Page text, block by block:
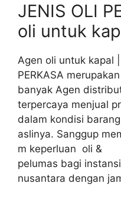
JENIS OLI
oli untuk
Agen oli untuk kapal |
PERKASA
banyak Agen
terpercaya menjual
dalam kondisi
aslinya. Sanggup
m keperluan oli &
pelumas bagi
nusantara dengan